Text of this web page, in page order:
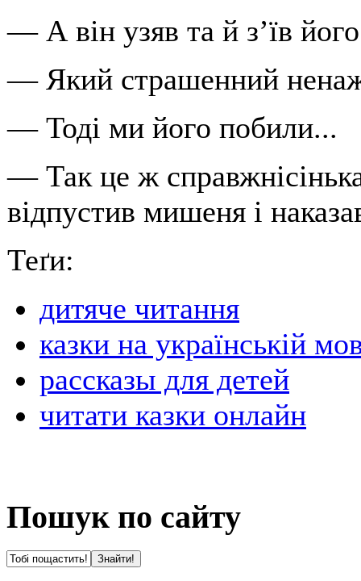
— А він узяв та й з’їв
— Який страшенний
— Тоді ми його побили...
— Так це ж
відпустив мишеня і
Теґи:
дитяче читання
казки на українській
рассказы для детей
читати казки онлайн
Пошук по сайту